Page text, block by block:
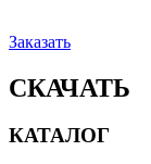
Заказать
СКАЧАТЬ
КАТАЛОГ